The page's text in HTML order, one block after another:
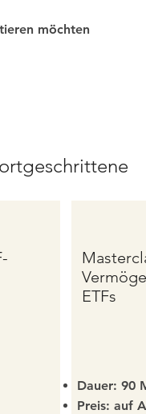
möchten
ETFs
Dauer: 90
Preis: auf